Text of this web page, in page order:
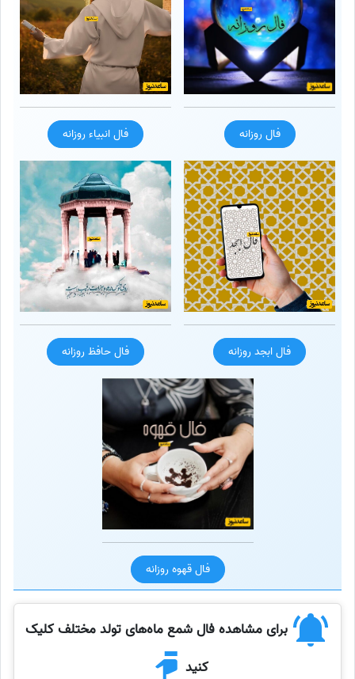
فال روزانه فال انبیاء روزانه
فال ابجد روزانه فال حافظ روزانه
فال قهوه روزانه
برای مشاهده فال شمع ماه‌های تولد مختلف کلیک
کنید